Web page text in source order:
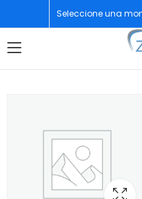
Seleccione una